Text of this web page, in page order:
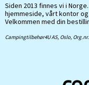
Siden 2013 finnes vi i
hjemmeside, vårt kontor
Velkommen med din
Campingtilbehør4U AS, Oslo, Org.nr.